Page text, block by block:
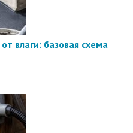
влаги: базовая схема